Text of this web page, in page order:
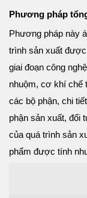
Phương pháp
Phương pháp này
trình sản xuất
giai đoạn công
nhuộm, cơ khí chế
các bộ phận, chi
phận sản xuất, đối
của quá trình sản
phẩm được tính